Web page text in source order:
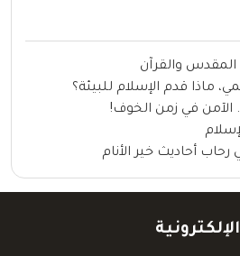
المقدس والقرآن
ماذا قدم الإسلام للبيئة؟
الآمن في زمن الخوف!
أحاديث خير الأنام